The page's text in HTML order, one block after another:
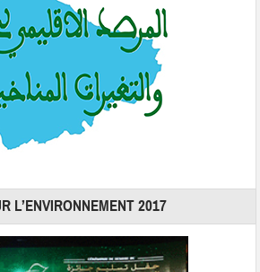
L’ENVIRONNEMENT 2017